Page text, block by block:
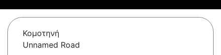
Κομοτηνή
Unnamed Road